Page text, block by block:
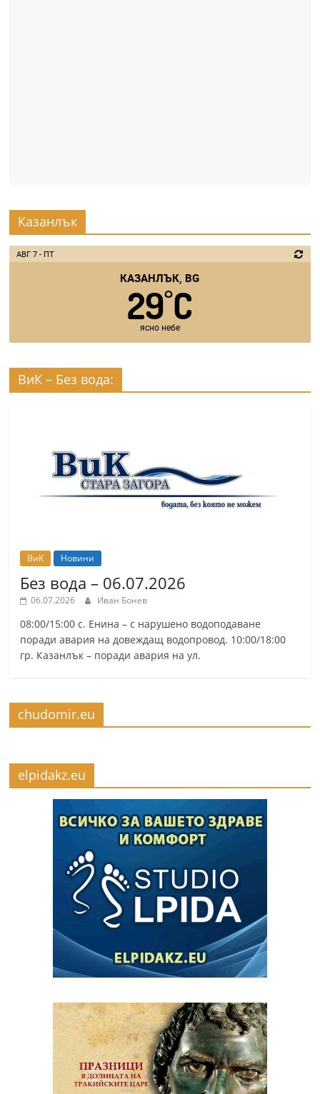
Казанлък
АВГ 7 - ПТ
КАЗАНЛЪК, BG
29°C
ясно небе
ВиК – Без вода:
ВиК Новини
Без вода – 06.07.2026
06.07.2026 Иван Бонев
08:00/15:00 с. Енина – с нарушено водоподаване
поради авария на довеждащ водопровод. 10:00/18:00
гр. Казанлък – поради авария на ул.
chudomir.eu
elpidakz.eu